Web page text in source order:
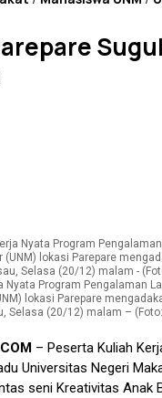
Nyata Program Pengalaman
lokasi Parepare
Selasa (20/12) malam –
– Peserta Kuliah
Universitas Negeri
seni Kreativitas Anak